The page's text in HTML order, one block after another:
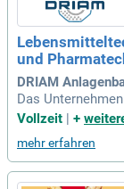
Die
nblicke in
g erfahrener
n praktische
gsvollen
in der
und
DRIAM
Das
gie und ist
tabliert.
Vollzeit | +
mehr erfahren